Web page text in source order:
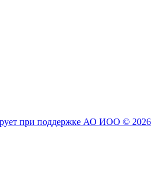
при поддержке АО ИОО © 2026